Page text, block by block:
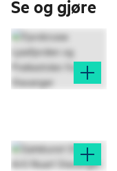
Se og gjøre